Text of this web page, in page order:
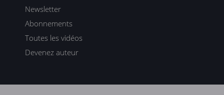
Newsletter
Abonnements
Toutes les vidéos
Devenez auteur